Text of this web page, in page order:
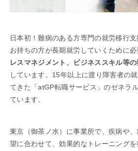
日本初！難病のある方専門の就労移行
お持ちの方が長期就労していくために
レスマネジメント、ビジネススキル等
しています。15年以上に渡り障害者の
てきた「atGP転職サービス」のゼネラ
ています。
東京（御茶ノ水）に事業所で、疾病や
望に合わせて、効果的なトレーニングを